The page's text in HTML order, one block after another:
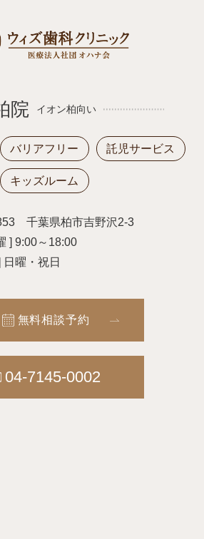
院 イオン柏向い
バリアフリー 託児サービス
キッズルーム
千葉県柏市吉野沢2-3
] 9:00～18:00
日曜・祝日
無料相談予約
04-7145-0002